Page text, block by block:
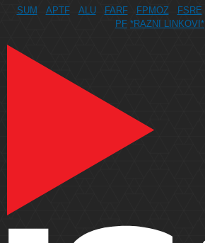
SUM APTF ALU FARF FPMOZ FSRE
PF *RAZNI LINKOVI*